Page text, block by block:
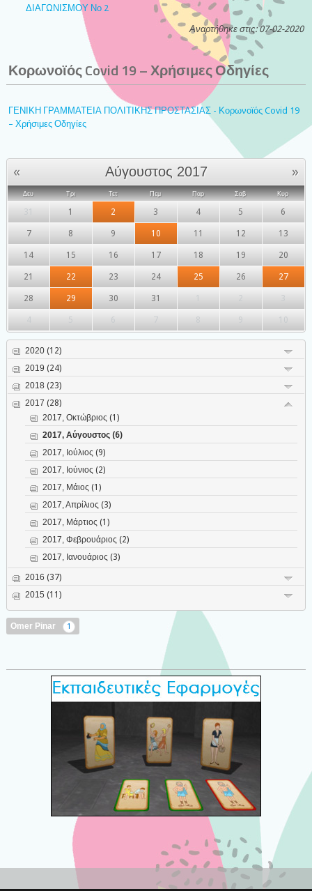
ΔΙΑΓΩΝΙΣΜΟΥ Νο 2
Αναρτήθηκε στις: 07-02-2020
Κορωνοϊός Covid 19 – Χρήσιμες Οδηγίες
ΓΕΝΙΚΗ ΓΡΑΜΜΑΤΕΙΑ ΠΟΛΙΤΙΚΗΣ ΠΡΟΣΤΑΣΙΑΣ - Κορωνοϊός Covid 19
– Χρήσιμες Οδηγίες
« Αύγουστος 2017 »
Δευ Τρι Τετ Πεμ Παρ Σαβ Κυρ
31 1 2 3 4 5 6
7 8 9 10 11 12 13
14 15 16 17 18 19 20
21 22 23 24 25 26 27
28 29 30 31 1 2 3
4 5 6 7 8 9 10
2020 (12)
2019 (24)
2018 (23)
2017 (28)
2017, Οκτώβριος (1)
2017, Αύγουστος (6)
2017, Ιούλιος (9)
2017, Ιούνιος (2)
2017, Μάιος (1)
2017, Απρίλιος (3)
2017, Μάρτιος (1)
2017, Φεβρουάριος (2)
2017, Ιανουάριος (3)
2016 (37)
2015 (11)
Omer Pinar 1